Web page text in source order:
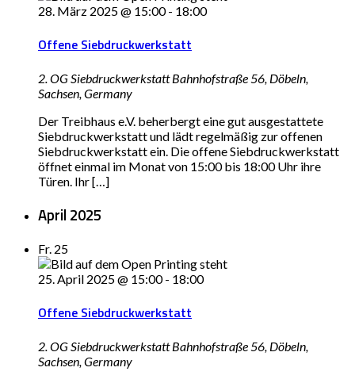
28. März 2025 @ 15:00- 18:00
Offene Siebdruckwerkstatt
2. OG SiebdruckwerkstattBahnhofstraße 56, Döbeln,
Sachsen, Germany
Der Treibhaus e.V. beherbergt eine gut ausgestattete
Siebdruckwerkstatt und lädt regelmäßig zur offenen
Siebdruckwerkstatt ein. Die offene Siebdruckwerkstatt
öffnet einmal im Monat von 15:00 bis 18:00 Uhr ihre
Türen. Ihr […]
April 2025
Fr. 25
25. April 2025 @ 15:00- 18:00
Offene Siebdruckwerkstatt
2. OG SiebdruckwerkstattBahnhofstraße 56, Döbeln,
Sachsen, Germany